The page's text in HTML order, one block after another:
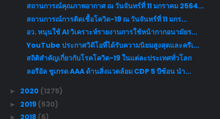
สถานการณ์คุณภาพอากาศ ณ วันจันทร์ที่ 11 มกราคม 2564...
สถานการณ์การติดเชื้อโควิด-19 ณ วันจันทร์ที่ 11 มกร...
อว. หนุนใช้ AI วิเคราะห์รายงานการใช้หน้ากากอนามัยร...
YouTube ประกาศวิดีโอที่ได้รับความนิยมสูงสุดและครีเ...
สถิติสำคัญเกี่ยวกับโรคโควิด-19 ในแต่ละประเทศทั่วโลก
ลอรีอัล ชูเกรด AAA ด้านสิ่งแวดล้อม CDP 5 ปีซ้อน นำ...
► 2020 (1275)
► 2019 (530)
►